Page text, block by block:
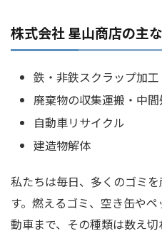
株式会社 星山商店の主
鉄・非鉄スクラップ加工
廃棄物の収集運搬・中
自動車リサイクル
建造物解体
私たちは毎日、多くのゴミ
す。燃えるゴミ、空き缶や
動車まで、その種類は数え